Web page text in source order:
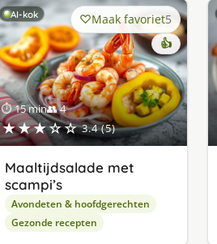
AI-kok
⏱ 15 min👥 4
★★★☆☆ 3.4 (5)
Maak favoriet5
👍
Maaltijdsalade met
scampi’s
Avondeten & hoofdgerechten
Gezonde recepten